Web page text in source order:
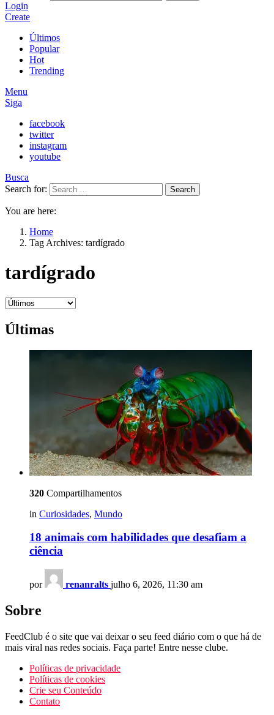
Login
Create
Últimos
Popular
Hot
Trending
Menu
Siga
facebook
twitter
instagram
youtube
Busca
Search for:
Search
You are here:
Home
Tag Archives: tardígrado
tardígrado
Últimas
320 Compartilhamentos
in Curiosidades, Mundo
18 animais com habilidades que desafiam a
ciência
por renanralts julho 6, 2026, 11:30 am
Sobre
FeedClub é o site que vai deixar o seu feed diário com o que há de
mais viral nas redes sociais. Faça parte! Entre nesse clube.
Políticas de privacidade
Políticas de cookies
Crie seu Conteúdo
Contato